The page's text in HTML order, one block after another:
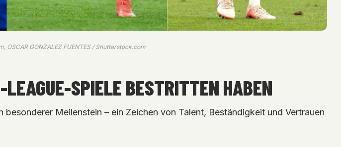
GONZALEZ FUENTES / Shutterstock.com
SPIELE BESTRITTEN HABEN
Meilenstein – ein Zeichen von Talent, Beständigkeit und Vertrauen